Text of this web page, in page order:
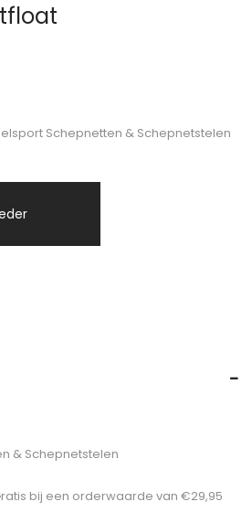
Schepnetten & Schepnetstelen
& Schepnetstelen
bij een orderwaarde van €29,95